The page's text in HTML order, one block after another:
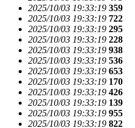
2025/10/03 19:33:19 359
2025/10/03 19:33:19 722
2025/10/03 19:33:19 295
2025/10/03 19:33:19 228
2025/10/03 19:33:19 938
2025/10/03 19:33:19 536
2025/10/03 19:33:19 653
2025/10/03 19:33:19 170
2025/10/03 19:33:19 426
2025/10/03 19:33:19 139
2025/10/03 19:33:19 955
2025/10/03 19:33:19 822